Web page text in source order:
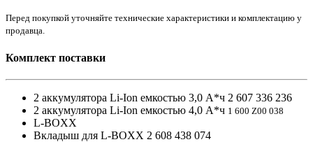
Перед покупкой уточняйте технические характеристики и комплектацию у
продавца.
Комплект поставки
2 аккумулятора Li-Ion емкостью 3,0 А*ч 2 607 336 236
2 аккумулятора Li-Ion емкостью 4,0 А*ч 1 600 Z00 038
L-BOXX
Вкладыш для L-BOXX 2 608 438 074